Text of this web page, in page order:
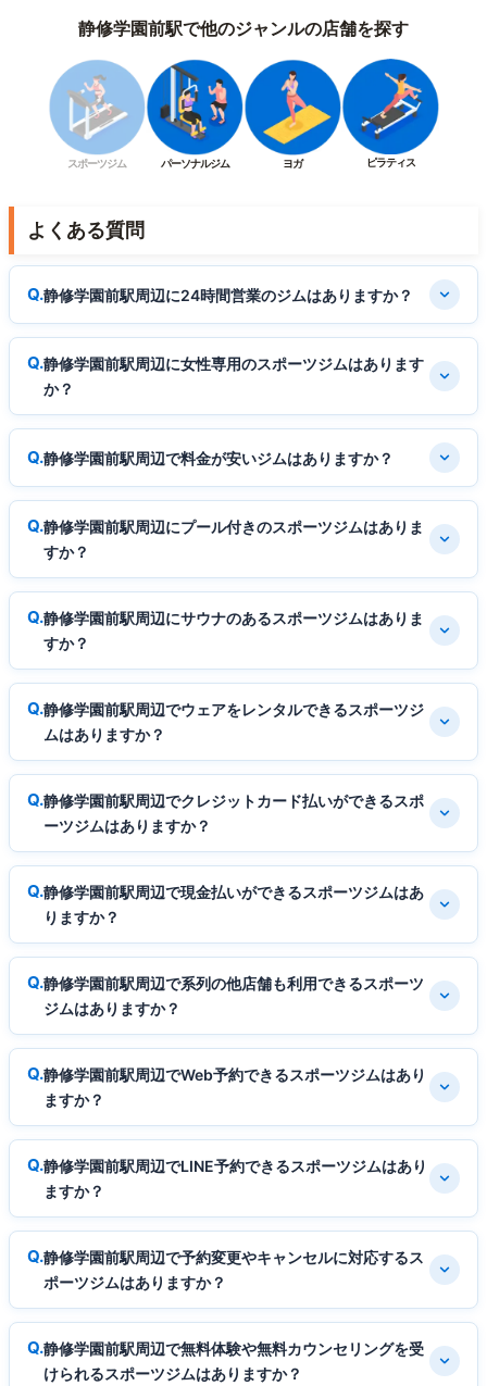
静修学園前駅で他のジャンルの店舗を探す
スポーツジム パーソナルジム ヨガ ピラティス
よくある質問
静修学園前駅周辺に24時間営業のジムはありますか？
静修学園前駅周辺に女性専用のスポーツジムはあります
か？
静修学園前駅周辺で料金が安いジムはありますか？
静修学園前駅周辺にプール付きのスポーツジムはありま
すか？
静修学園前駅周辺にサウナのあるスポーツジムはありま
すか？
静修学園前駅周辺でウェアをレンタルできるスポーツジ
ムはありますか？
静修学園前駅周辺でクレジットカード払いができるスポ
ーツジムはありますか？
静修学園前駅周辺で現金払いができるスポーツジムはあ
りますか？
静修学園前駅周辺で系列の他店舗も利用できるスポーツ
ジムはありますか？
静修学園前駅周辺でWeb予約できるスポーツジムはあり
ますか？
静修学園前駅周辺でLINE予約できるスポーツジムはあり
ますか？
静修学園前駅周辺で予約変更やキャンセルに対応するス
ポーツジムはありますか？
静修学園前駅周辺で無料体験や無料カウンセリングを受
けられるスポーツジムはありますか？